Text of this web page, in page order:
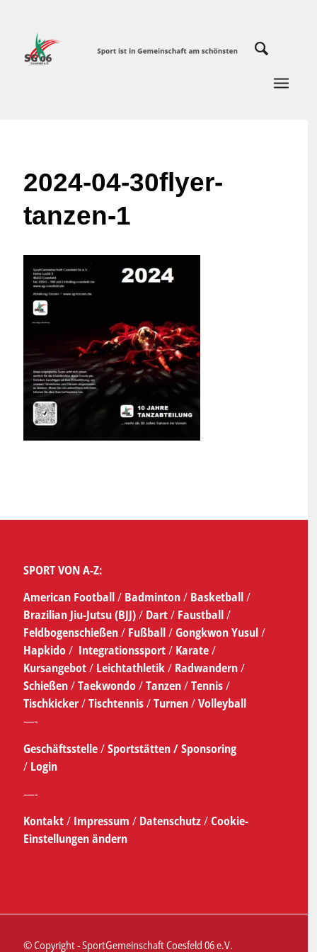
2024-04-30flyer-
tanzen-1
SPORT VON A-Z:
American Football/ Badminton/ Basketball/
Brazilian Jiu-Jutsu (BJJ)/ Dart/ Faustball/
Feldbogenschießen/ Fußball/Gongkwon Yusul/
Hapkido/ Integrationssport/ Karate/
Kursangebot/Leichtathletik/ Radwandern/
Schießen/Taekwondo/Tanzen/Tennis/
Tischkicker/Tischtennis/Turnen/Volleyball
—-
Geschäftsstelle/Sportstätten /Sponsoring
/ Login
—-
Kontakt/ Impressum / Datenschutz/Cookie-
Einstellungen ändern
© Copyright - SportGemeinschaft Coesfeld 06 e.V.